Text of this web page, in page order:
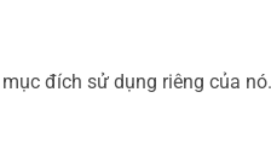
đích sử dụng riêng của